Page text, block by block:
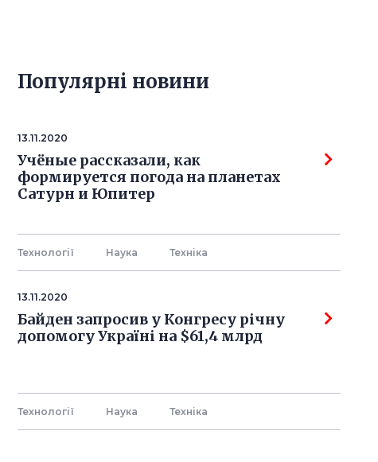
Популярнi новини
13.11.2020
Учёные рассказали, как
формируется погода на планетах
Сатурн и Юпитер
Технології Наука Технiка
13.11.2020
Байден запросив у Конгресу річну
допомогу Україні на $61,4 млрд
Технології Наука Технiка